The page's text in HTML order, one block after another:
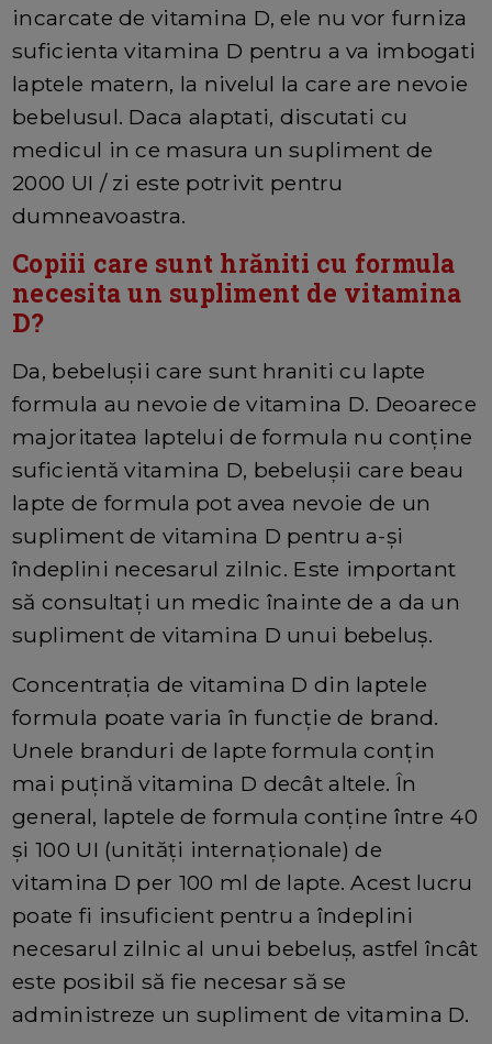
incarcate de vitamina D, ele nu vor furniza
suficienta vitamina D pentru a va imbogati
laptele matern, la nivelul la care are nevoie
bebelusul. Daca alaptati, discutati cu
medicul in ce masura un supliment de
2000 UI / zi este potrivit pentru
dumneavoastra.
Copiii care sunt hrăniti cu formula
necesita un supliment de vitamina
D?
Da, bebelușii care sunt hraniti cu lapte
formula au nevoie de vitamina D. Deoarece
majoritatea laptelui de formula nu conține
suficientă vitamina D, bebelușii care beau
lapte de formula pot avea nevoie de un
supliment de vitamina D pentru a-și
îndeplini necesarul zilnic. Este important
să consultați un medic înainte de a da un
supliment de vitamina D unui bebeluș.
Concentrația de vitamina D din laptele
formula poate varia în funcție de brand.
Unele branduri de lapte formula conțin
mai puțină vitamina D decât altele. În
general, laptele de formula conține între 40
și 100 UI (unități internaționale) de
vitamina D per 100 ml de lapte. Acest lucru
poate fi insuficient pentru a îndeplini
necesarul zilnic al unui bebeluș, astfel încât
este posibil să fie necesar să se
administreze un supliment de vitamina D.